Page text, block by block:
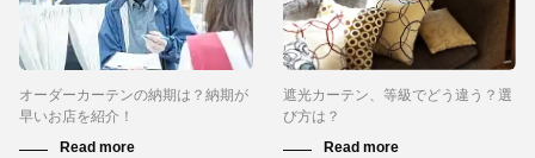
オーダーカーテンの納期は？納期が
早いお店を紹介！
遮光カーテン、等級でどう違う？選
び方は？